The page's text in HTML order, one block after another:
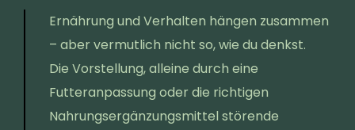
Ernährung und Verhalten hängen zusammen
– aber vermutlich nicht so, wie du denkst.
Die Vorstellung, alleine durch eine
Futteranpassung oder die richtigen
Nahrungsergänzungsmittel störende